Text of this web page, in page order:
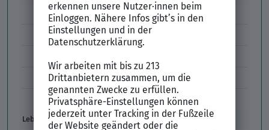
Vorstellungsgespräch Fragen
Schwächen im Vorstellungsgespräch
Vorbereitung Vorstellungsgespräch
Vorstellungsgespräch per Skype
Lebenslauf